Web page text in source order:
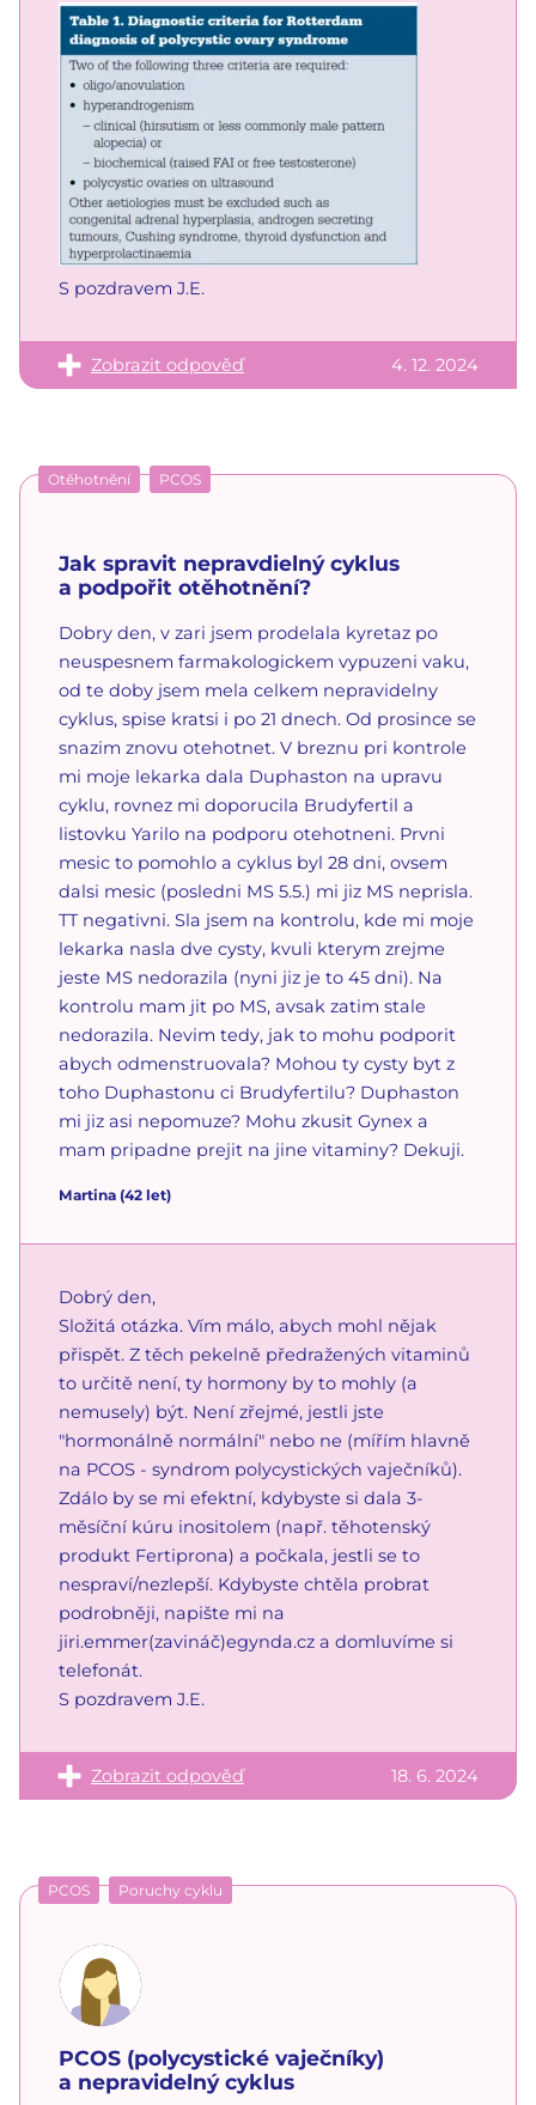
S pozdravem J.E.
Zobrazit odpověď 4. 12. 2024
Otěhotnění PCOS
Jak spravit nepravdielný cyklus
a podpořit otěhotnění?
Dobry den, v zari jsem prodelala kyretaz po
neuspesnem farmakologickem vypuzeni vaku,
od te doby jsem mela celkem nepravidelny
cyklus, spise kratsi i po 21 dnech. Od prosince se
snazim znovu otehotnet. V breznu pri kontrole
mi moje lekarka dala Duphaston na upravu
cyklu, rovnez mi doporucila Brudyfertil a
listovku Yarilo na podporu otehotneni. Prvni
mesic to pomohlo a cyklus byl 28 dni, ovsem
dalsi mesic (posledni MS 5.5.) mi jiz MS neprisla.
TT negativni. Sla jsem na kontrolu, kde mi moje
lekarka nasla dve cysty, kvuli kterym zrejme
jeste MS nedorazila (nyni jiz je to 45 dni). Na
kontrolu mam jit po MS, avsak zatim stale
nedorazila. Nevim tedy, jak to mohu podporit
abych odmenstruovala? Mohou ty cysty byt z
toho Duphastonu ci Brudyfertilu? Duphaston
mi jiz asi nepomuze? Mohu zkusit Gynex a
mam pripadne prejit na jine vitaminy? Dekuji.
Martina (42 let)
Dobrý den,
Složitá otázka. Vím málo, abych mohl nějak
přispět. Z těch pekelně předražených vitaminů
to určitě není, ty hormony by to mohly (a
nemusely) být. Není zřejmé, jestli jste
"hormonálně normální" nebo ne (mířím hlavně
na PCOS - syndrom polycystických vaječníků).
Zdálo by se mi efektní, kdybyste si dala 3-
měsíční kúru inositolem (např. těhotenský
produkt Fertiprona) a počkala, jestli se to
nespraví/nezlepší. Kdybyste chtěla probrat
podrobněji, napište mi na
jiri.emmer(zavináč)egynda.cz a domluvíme si
telefonát.
S pozdravem J.E.
Zobrazit odpověď 18. 6. 2024
PCOS Poruchy cyklu
PCOS (polycystické vaječníky)
a nepravidelný cyklus